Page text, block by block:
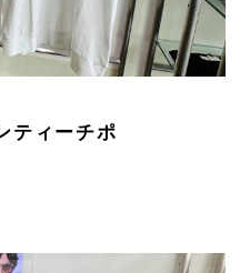
ティーチポ